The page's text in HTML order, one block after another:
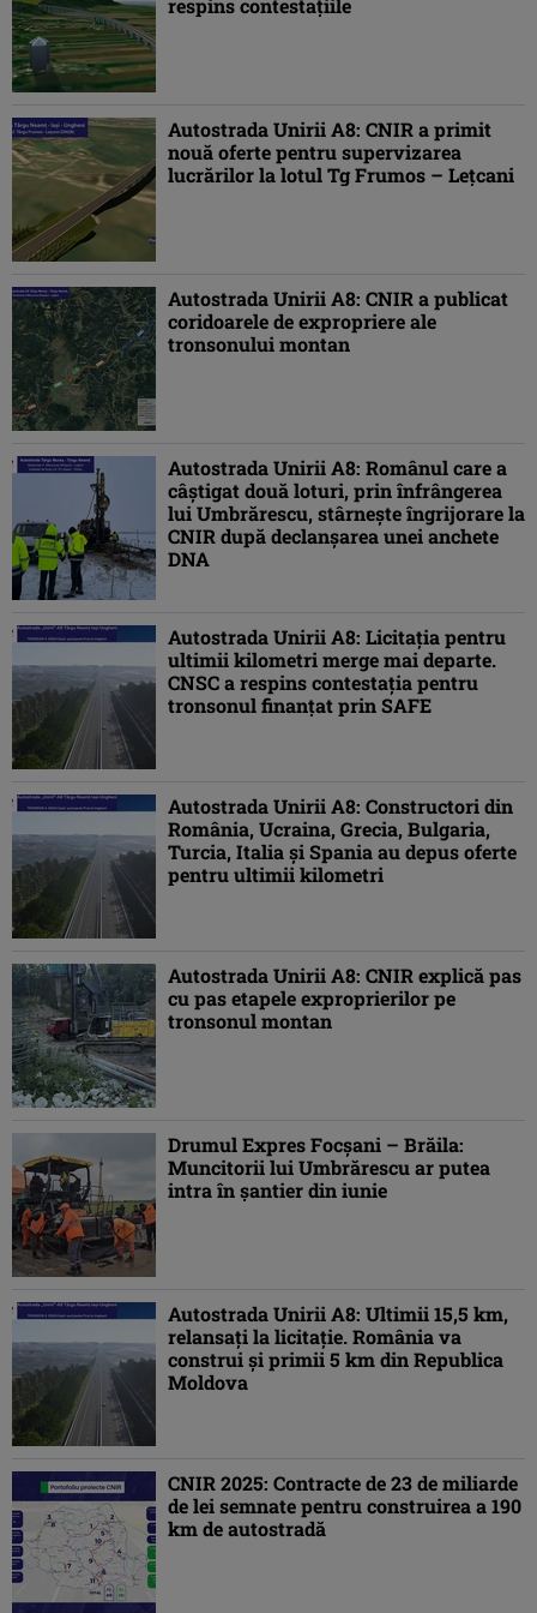
respins contestațiile
Autostrada Unirii A8: CNIR a primit
nouă oferte pentru supervizarea
lucrărilor la lotul Tg Frumos – Lețcani
Autostrada Unirii A8: CNIR a publicat
coridoarele de expropriere ale
tronsonului montan
Autostrada Unirii A8: Românul care a
câștigat două loturi, prin înfrângerea
lui Umbrărescu, stârnește îngrijorare la
CNIR după declanșarea unei anchete
DNA
Autostrada Unirii A8: Licitația pentru
ultimii kilometri merge mai departe.
CNSC a respins contestația pentru
tronsonul finanțat prin SAFE
Autostrada Unirii A8: Constructori din
România, Ucraina, Grecia, Bulgaria,
Turcia, Italia și Spania au depus oferte
pentru ultimii kilometri
Autostrada Unirii A8: CNIR explică pas
cu pas etapele exproprierilor pe
tronsonul montan
Drumul Expres Focșani – Brăila:
Muncitorii lui Umbrărescu ar putea
intra în șantier din iunie
Autostrada Unirii A8: Ultimii 15,5 km,
relansați la licitație. România va
construi și primii 5 km din Republica
Moldova
CNIR 2025: Contracte de 23 de miliarde
de lei semnate pentru construirea a 190
km de autostradă